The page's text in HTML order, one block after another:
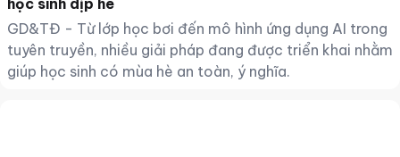
học sinh dịp hè
GD&TĐ - Từ lớp học bơi đến mô hình ứng dụng AI trong
tuyên truyền, nhiều giải pháp đang được triển khai nhằm
giúp học sinh có mùa hè an toàn, ý nghĩa.